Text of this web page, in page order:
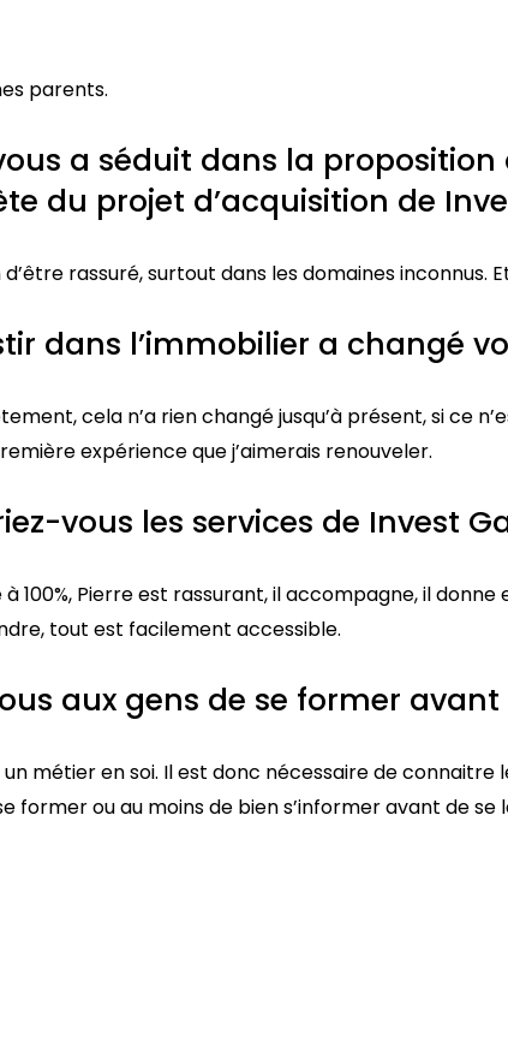
parents.
a séduit dans la
du projet d’acquisition de
d’être rassuré, surtout dans les domaines inconnus.
dans l’immobilier a changé
cela n’a rien changé jusqu’à présent, si ce
expérience que j’aimerais renouveler.
vous les services de Invest
100%, Pierre est rassurant, il accompagne, il
tout est facilement accessible.
aux gens de se former
métier en soi. Il est donc nécessaire de connaitre
former ou au moins de bien s’informer avant de se